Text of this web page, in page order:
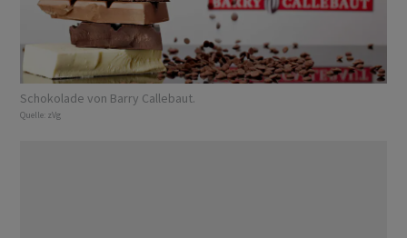
Schokolade von Barry Callebaut.
Quelle: zVg